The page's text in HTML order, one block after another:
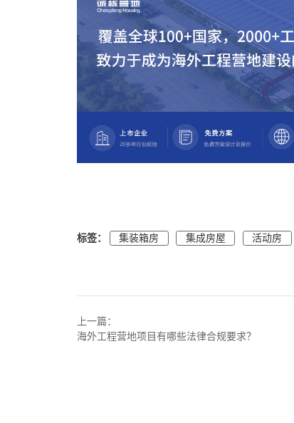
标签： 集装箱房 集成房屋 活动房
上一篇：
海外工程营地项目有哪些法律合规要求？